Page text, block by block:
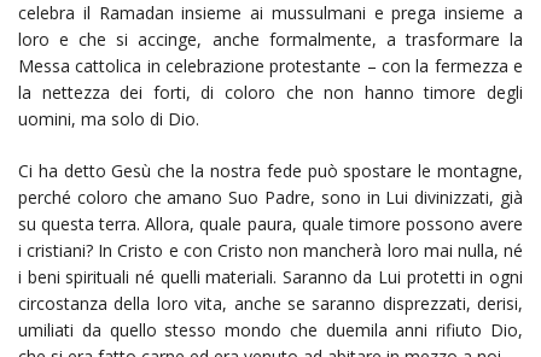
celebra il Ramadan insieme ai mussulmani e prega insieme a
loro e che si accinge, anche formalmente, a trasformare la
Messa cattolica in celebrazione protestante – con la fermezza e
la nettezza dei forti, di coloro che non hanno timore degli
uomini, ma solo di Dio.
Ci ha detto Gesù che la nostra fede può spostare le montagne,
perché coloro che amano Suo Padre, sono in Lui divinizzati, già
su questa terra. Allora, quale paura, quale timore possono avere
i cristiani? In Cristo e con Cristo non mancherà loro mai nulla, né
i beni spirituali né quelli materiali. Saranno da Lui protetti in ogni
circostanza della loro vita, anche se saranno disprezzati, derisi,
umiliati da quello stesso mondo che duemila anni rifiuto Dio,